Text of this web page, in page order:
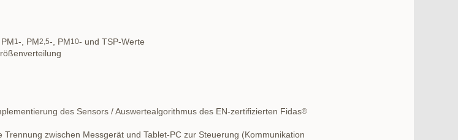
1 -, PM2,5-, PM10- und TSP-Werte
des Sensors / Auswertealgorithmus des EN-zertifizierten Fidas®
zwischen Messgerät und Tablet-PC zur Steuerung (Kommunikation